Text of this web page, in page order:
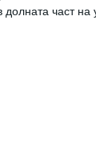
долната част на